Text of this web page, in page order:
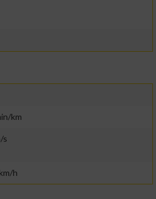
km
s
h